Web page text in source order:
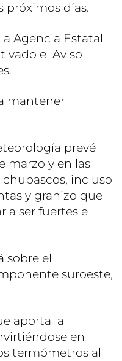
próximos días.
Agencia Estatal
el Aviso
mantener
prevé
marzo y en las
chubascos, incluso
y granizo que
a ser fuertes e
sobre el
suroeste,
aporta la
en
termómetros al